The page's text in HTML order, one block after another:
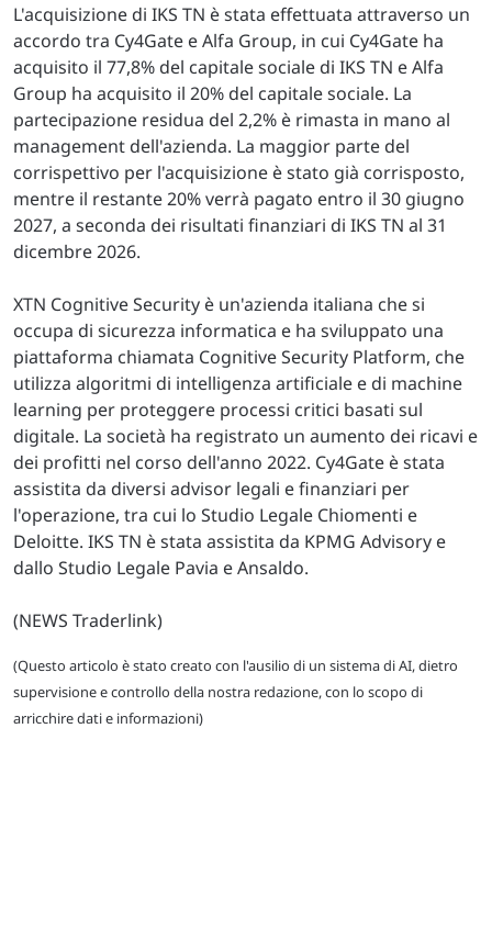
L'acquisizione di IKS TN è stata effettuata attraverso un
accordo tra Cy4Gate e Alfa Group, in cui Cy4Gate ha
acquisito il 77,8% del capitale sociale di IKS TN e Alfa
Group ha acquisito il 20% del capitale sociale. La
partecipazione residua del 2,2% è rimasta in mano al
management dell'azienda. La maggior parte del
corrispettivo per l'acquisizione è stato già corrisposto,
mentre il restante 20% verrà pagato entro il 30 giugno
2027, a seconda dei risultati finanziari di IKS TN al 31
dicembre 2026.
XTN Cognitive Security è un'azienda italiana che si
occupa di sicurezza informatica e ha sviluppato una
piattaforma chiamata Cognitive Security Platform, che
utilizza algoritmi di intelligenza artificiale e di machine
learning per proteggere processi critici basati sul
digitale. La società ha registrato un aumento dei ricavi e
dei profitti nel corso dell'anno 2022. Cy4Gate è stata
assistita da diversi advisor legali e finanziari per
l'operazione, tra cui lo Studio Legale Chiomenti e
Deloitte. IKS TN è stata assistita da KPMG Advisory e
dallo Studio Legale Pavia e Ansaldo.
(NEWS Traderlink)
(Questo articolo è stato creato con l'ausilio di un sistema di AI, dietro
supervisione e controllo della nostra redazione, con lo scopo di
arricchire dati e informazioni)